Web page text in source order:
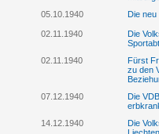
05.10.1940
Die
02.11.1940
Die
02.11.1940
Fürst
zu den
07.12.1940
Die
14.12.1940
Die